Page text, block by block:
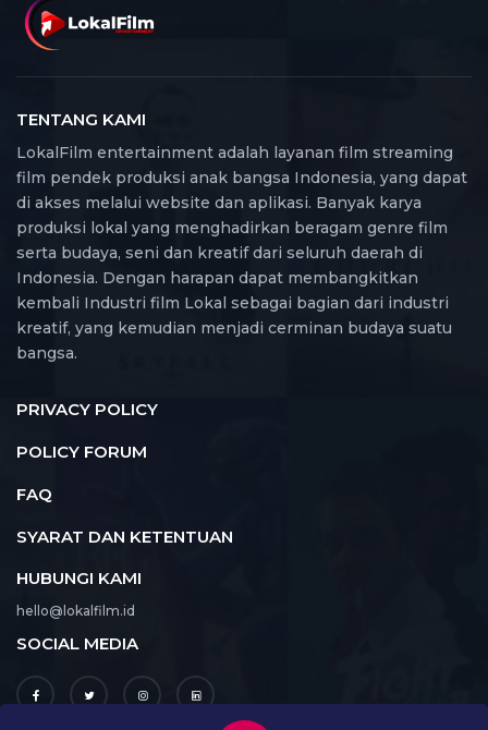
TENTANG KAMI
LokalFilm entertainment adalah layanan film streaming
film pendek produksi anak bangsa Indonesia, yang dapat
di akses melalui website dan aplikasi. Banyak karya
produksi lokal yang menghadirkan beragam genre film
serta budaya, seni dan kreatif dari seluruh daerah di
Indonesia. Dengan harapan dapat membangkitkan
kembali Industri film Lokal sebagai bagian dari industri
kreatif, yang kemudian menjadi cerminan budaya suatu
bangsa.
PRIVACY POLICY
POLICY FORUM
FAQ
SYARAT DAN KETENTUAN
HUBUNGI KAMI
hello@lokalfilm.id
SOCIAL MEDIA